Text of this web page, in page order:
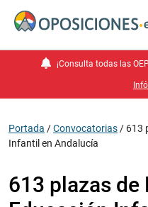
¡Consulta todas las
Portada /Convocatorias / 613
Infantil en Andalucía
613 plazas de